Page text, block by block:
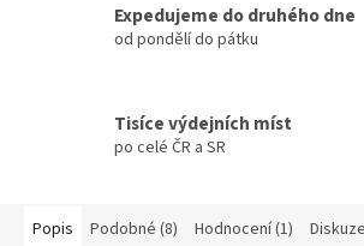
Expedujeme do druhého dne
od pondělí do pátku
Tisíce výdejních míst
po celé ČR a SR
Popis Podobné (8) Hodnocení (1) Diskuze